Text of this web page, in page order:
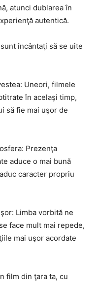
atunci dublarea în
autentică.
încântaţi să se uite
Uneori, filmele
în acelaşi timp,
să fie mai uşor de
Prezenţa
aduce o mai bună
caracter propriu
Limba vorbită ne
face mult mai repede,
mai uşor acordate
film din ţara ta, cu